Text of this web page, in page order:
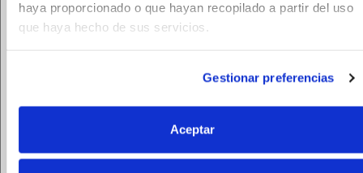
haya proporcionado o que hayan recopilado a partir del uso
que haya hecho de sus servicios.
Gestionar preferencias
Aceptar